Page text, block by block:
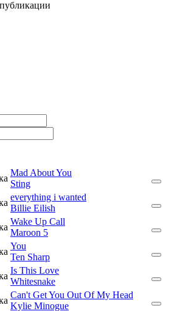
Mad About You
Sting
everything i wanted
Billie Eilish
Wake Up Call
Maroon 5
You
Ten Sharp
Is This Love
Whitesnake
Can't Get You Out Of My Head
Kylie Minogue